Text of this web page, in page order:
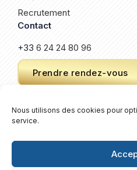
Nous utilisons des cookies pour
service.
Recrutement
Contact
+33 6 24 24 80 96
Prendre rendez-vous
© 2026 Logic2Profit. Un site
Plan de site